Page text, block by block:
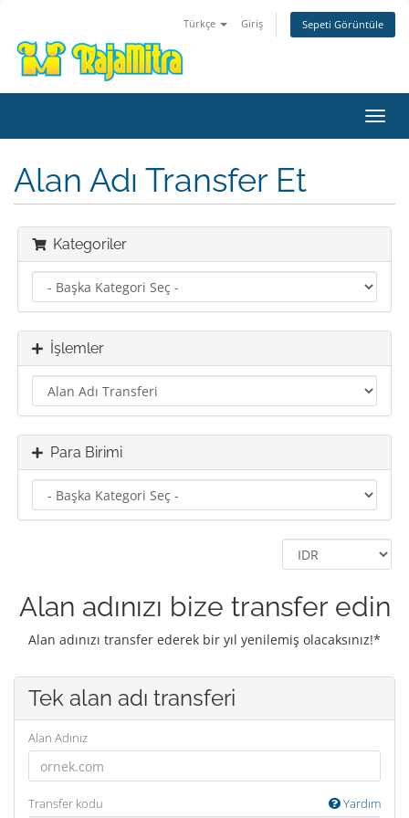
Türkçe Giriş Sepeti Görüntüle
Alan Adı Transfer Et
Kategoriler
İşlemler
Para Birimi
Alan adınızı bize transfer edin
Alan adınızı transfer ederek bir yıl yenilemiş olacaksınız!*
Tek alan adı transferi
Alan Adınız
Transfer kodu Yardım